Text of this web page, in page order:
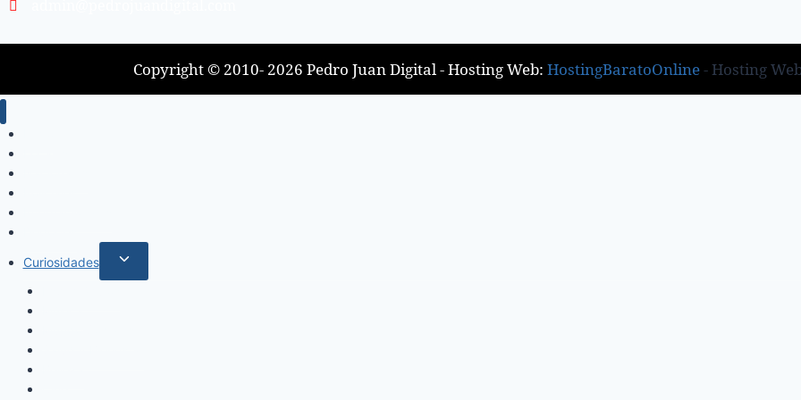
Copyright © 2010- 2026 Pedro Juan Digital - Hosting Web: HostingBaratoOnline- Hosting
Curiosidades